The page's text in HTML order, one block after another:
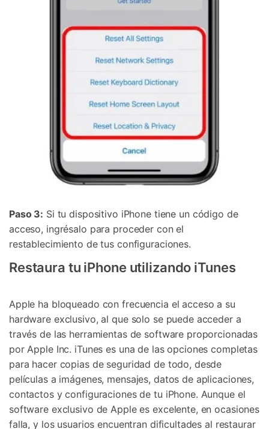
Paso 3: Si tu dispositivo iPhone tiene un código de
acceso, ingrésalo para proceder con el
restablecimiento de tus configuraciones.
Restaura tu iPhone utilizando iTunes
Apple ha bloqueado con frecuencia el acceso a su
hardware exclusivo, al que solo se puede acceder a
través de las herramientas de software proporcionadas
por Apple Inc. iTunes es una de las opciones completas
para hacer copias de seguridad de todo, desde
películas a imágenes, mensajes, datos de aplicaciones,
contactos y configuraciones de tu iPhone. Aunque el
software exclusivo de Apple es excelente, en ocasiones
falla, y los usuarios encuentran dificultades al restaurar